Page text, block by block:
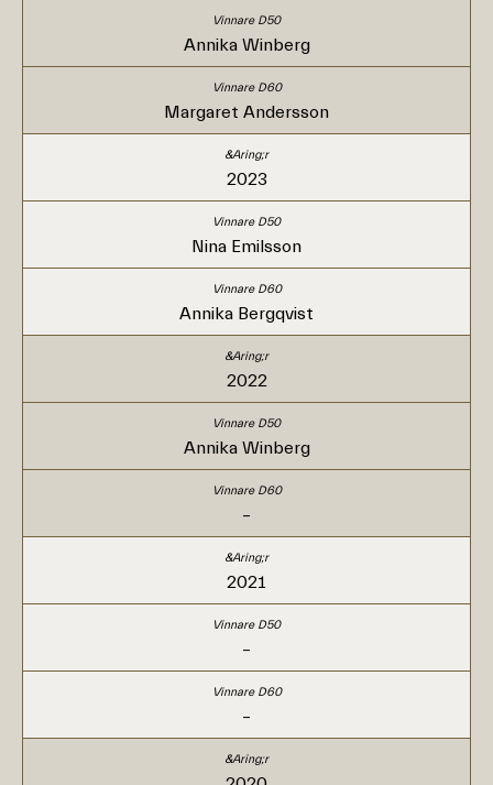
Annika Winberg
Margaret Andersson
2023
Nina Emilsson
Annika Bergqvist
2022
Annika Winberg
–
2021
–
–